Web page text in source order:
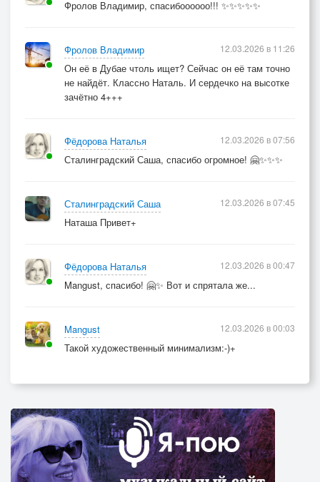
Фролов Владимир, спасибоооооо!!! ✨✨✨✨✨
Фролов Владимир
Он её в Дубае чтоль ищет? Сейчас он её там точно
не найдёт. Классно Наталь. И сердечко на высотке
зачётно 4+++
12.03.2026 в 11:26
Фёдорова Наталья
Сталинградский Саша, спасибо огромное! 🤗✨✨✨
12.03.2026 в 07:56
Сталинградский Саша
Наташа Привет+
12.03.2026 в 07:45
Фёдорова Наталья
Mangust, спасибо! 🤗✨ Вот и спрятала же...
12.03.2026 в 00:47
Mangust
Такой художественный минимализм:-)+
12.03.2026 в 00:03